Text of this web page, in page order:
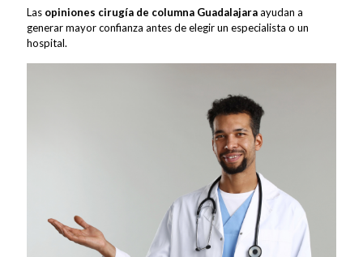
Las opiniones cirugía de columna Guadalajaraayudan a
generar mayor confianza antes de elegir un especialista o un
hospital.